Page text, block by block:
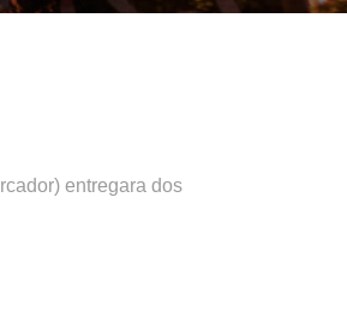
entregara dos